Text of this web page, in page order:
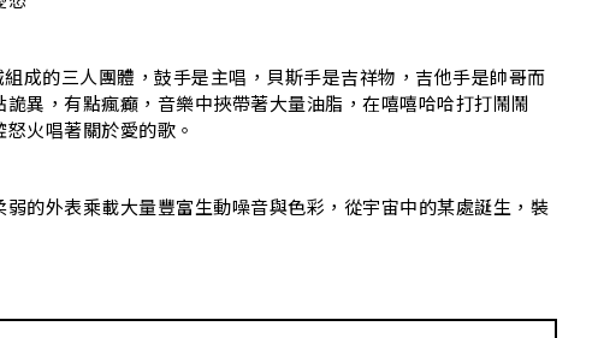
成的三人團體，鼓手是主唱，貝斯手是吉祥物，吉他手是帥哥而
異，有點瘋癲，音樂中挾帶著大量油脂，在嘻嘻哈哈打打鬧鬧
火唱著關於愛的歌。
的外表乘載大量豐富生動噪音與色彩，從宇宙中的某處誕生，裝